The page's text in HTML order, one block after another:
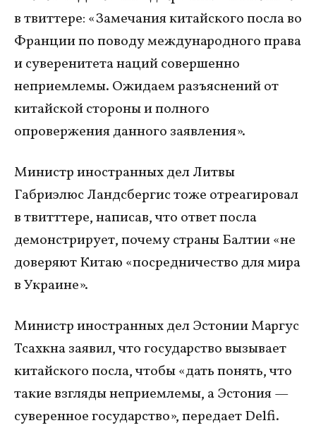
в твиттере: «Замечания китайского посла во
Франции по поводу международного права
и суверенитета наций совершенно
неприемлемы. Ожидаем разъяснений от
китайской стороны и полного
опровержения данного заявления».
Министр иностранных дел Литвы
Габриэлюс Ландсбергис тоже отреагировал
в твитттере, написав, что ответ посла
демонстрирует, почему страны Балтии «не
доверяют Китаю «посредничество для мира
в Украине».
Министр иностранных дел Эстонии Маргус
Тсахкна заявил, что государство вызывает
китайского посла, чтобы «дать понять, что
такие взгляды неприемлемы, а Эстония —
суверенное государство», передает Delfi.